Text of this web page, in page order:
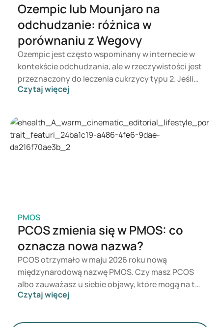
Ozempic lub Mounjaro na
odchudzanie: różnica w
porównaniu z Wegovy
Ozempic jest często wspominany w internecie w
kontekście odchudzania, ale w rzeczywistości jest
przeznaczony do leczenia cukrzycy typu 2. Jeśli
zależy ci na wsparciu w kontroli masy ciała,
terapii zależy od lekarza, który bierze pod uwagę
twój stan zdrowia, BMI i stosowane leki.
Czytaj więcej
PMOS
PCOS zmienia się w PMOS: co
oznacza nowa nazwa?
PCOS otrzymało w maju 2026 roku nową
międzynarodową nazwę PMOS. Czy masz PCOS
albo zauważasz u siebie objawy, które mogą na to
wskazywać? Z medycznego punktu widzenia nic
podkreśla jednak większe znaczenie hormonów,
Czytaj więcej